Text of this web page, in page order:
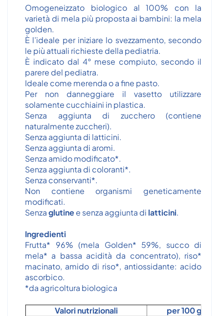
Omogeneizzato biologico al 100% con la
varietà di mela più proposta ai bambini: la mela
golden.
È l’ideale per iniziare lo svezzamento, secondo
le più attuali richieste della pediatria.
È indicato dal 4° mese compiuto, secondo il
parere del pediatra.
Ideale come merenda o a fine pasto.
Per non danneggiare il vasetto utilizzare
solamente cucchiaini in plastica.
Senza aggiunta di zucchero (contiene
naturalmente zuccheri).
Senza aggiunta di latticini.
Senza aggiunta di aromi.
Senza amido modificato*.
Senza aggiunta di coloranti*.
Senza conservanti*.
Non contiene organismi geneticamente
modificati.
Senzaglutinee senza aggiunta di latticini.
Ingredienti
Frutta* 96% (mela Golden* 59%, succo di
mela* a bassa acidità da concentrato), riso*
macinato, amido di riso*, antiossidante: acido
ascorbico.
*da agricoltura biologica
Valori nutrizionali
per 100 g